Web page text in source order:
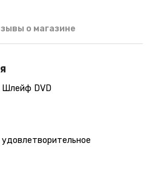
о магазине
Шлейф DVD
удовлетворительное